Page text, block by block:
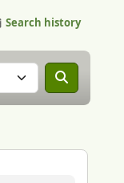
Search history
in: